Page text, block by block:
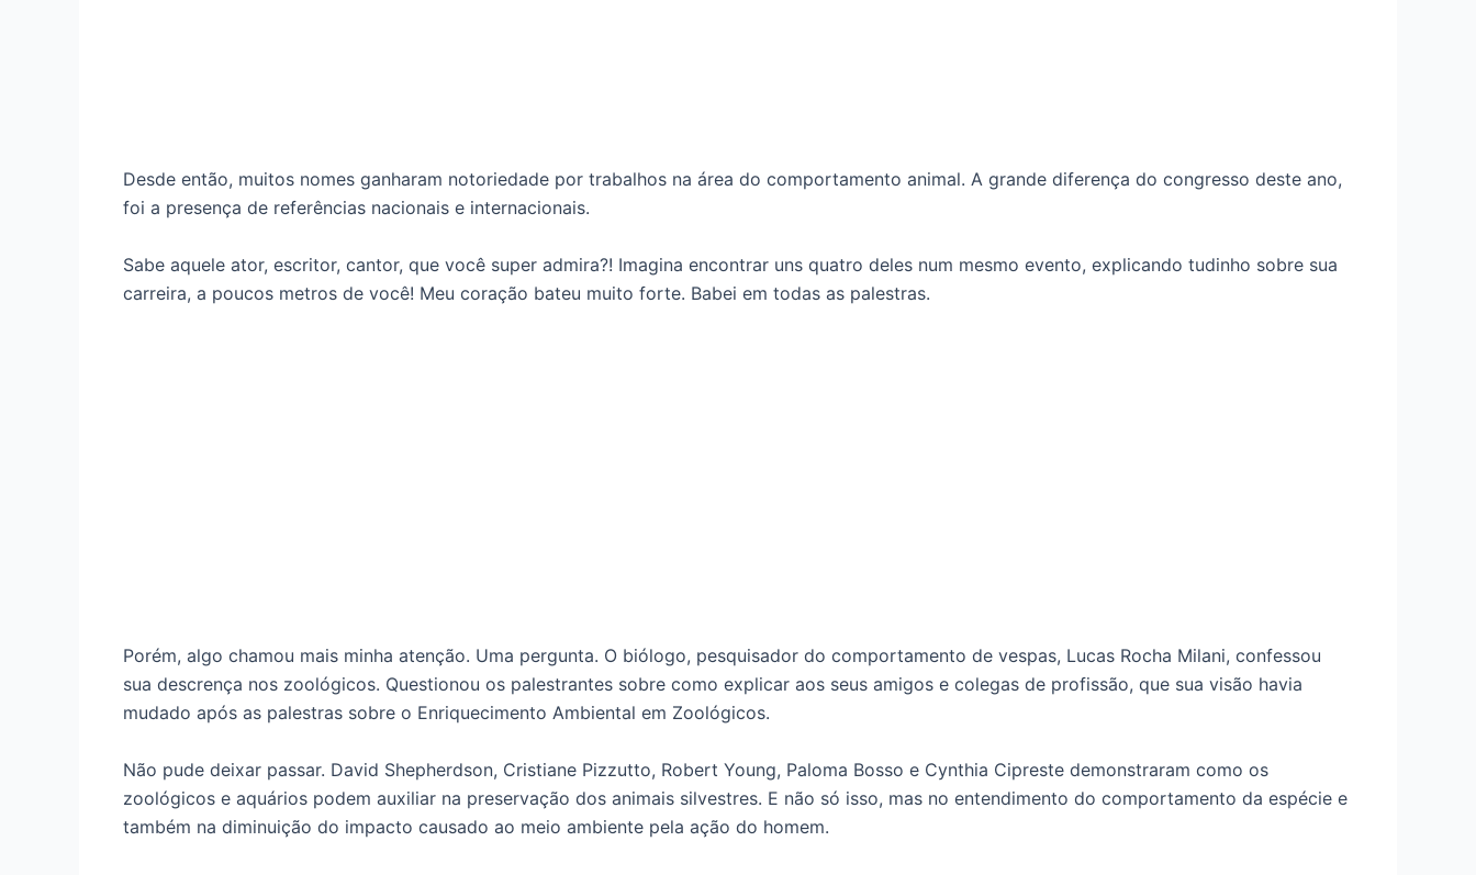
Desde então, muitos nomes ganharam notoriedade por trabalhos na área do comportamento animal. A grande diferença do congresso deste ano,
foi a presença de referências nacionais e internacionais.
Sabe aquele ator, escritor, cantor, que você super admira?! Imagina encontrar uns quatro deles num mesmo evento, explicando tudinho sobre sua
carreira, a poucos metros de você! Meu coração bateu muito forte. Babei em todas as palestras.
Porém, algo chamou mais minha atenção. Uma pergunta. O biólogo, pesquisador do comportamento de vespas, Lucas Rocha Milani, confessou
sua descrença nos zoológicos. Questionou os palestrantes sobre como explicar aos seus amigos e colegas de profissão, que sua visão havia
mudado após as palestras sobre o Enriquecimento Ambiental em Zoológicos.
Não pude deixar passar. David Shepherdson, Cristiane Pizzutto, Robert Young, Paloma Bosso e Cynthia Cipreste demonstraram como os
zoológicos e aquários podem auxiliar na preservação dos animais silvestres. E não só isso, mas no entendimento do comportamento da espécie e
também na diminuição do impacto causado ao meio ambiente pela ação do homem.